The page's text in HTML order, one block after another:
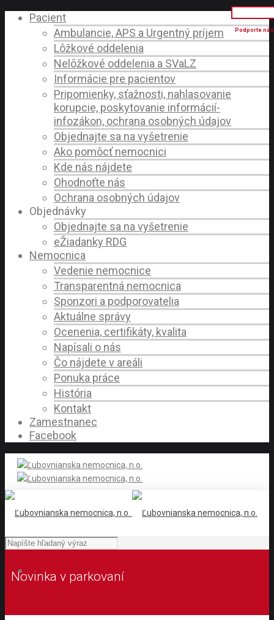
Pacient
Ambulancie, APS a Urgentný príjem
Lôžkové oddelenia
Nelôžkové oddelenia a SVaLZ
Informácie pre pacientov
Pripomienky, sťažnosti, nahlasovanie
korupcie, poskytovanie informácií-
infozákon, ochrana osobných údajov
Objednajte sa na vyšetrenie
Ako pomôcť nemocnici
Kde nás nájdete
Ohodnoťte nás
Ochrana osobných údajov
Objednávky
Objednajte sa na vyšetrenie
eŽiadanky RDG
Nemocnica
Vedenie nemocnice
Transparentná nemocnica
Sponzori a podporovatelia
Aktuálne správy
Ocenenia, certifikáty, kvalita
Napísali o nás
Čo nájdete v areáli
Ponuka práce
História
Kontakt
Zamestnanec
Facebook
Novinka v parkovaní